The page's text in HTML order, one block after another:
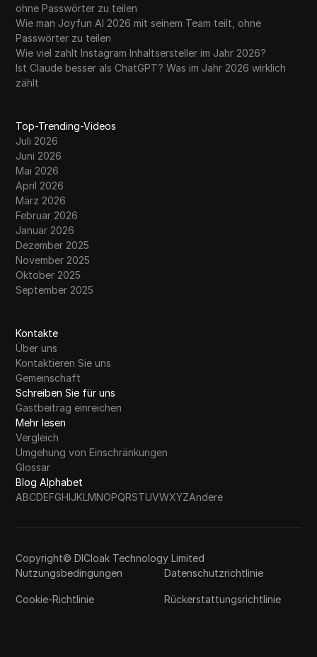
ohne Passwörter zu teilen
Wie man Joyfun AI 2026 mit seinem Team teilt, ohne
Passwörter zu teilen
Wie viel zahlt Instagram Inhaltsersteller im Jahr 2026?
Ist Claude besser als ChatGPT? Was im Jahr 2026 wirklich
zählt
Top-Trending-Videos
Juli 2026
Juni 2026
Mai 2026
April 2026
März 2026
Februar 2026
Januar 2026
Dezember 2025
November 2025
Oktober 2025
September 2025
Kontakte
Über uns
Kontaktieren Sie uns
Gemeinschaft
Schreiben Sie für uns
Gastbeitrag einreichen
Mehr lesen
Vergleich
Umgehung von Einschränkungen
Glossar
Blog Alphabet
ABCDEFGHIJKLMNOPQRSTUVWXYZAndere
Copyright© DICloak Technology Limited
Nutzungsbedingungen
Datenschutzrichtlinie
Cookie-Richtlinie Rückerstattungsrichtlinie